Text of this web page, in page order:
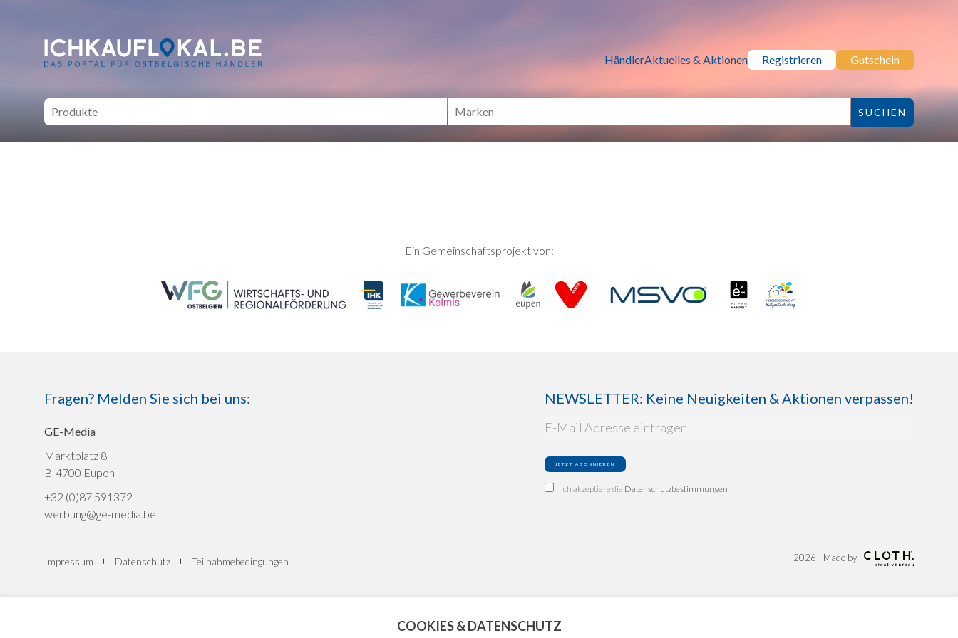
ich kauf lokal - Bei lokalen Händlern online Shoppen HändlerAktuelles & Aktionen Registrieren Gutschein
Ein Gemeinschaftsprojekt von:
Fragen? Melden Sie sich bei uns:
GE-Media
Marktplatz 8
B-4700 Eupen
+32 (0)87 591372
werbung@ge-media.be
NEWSLETTER: Keine Neuigkeiten & Aktionen verpassen!
Ich akzeptiere die Datenschutzbestimmungen
Impressum Datenschutz Teilnahmebedingungen 2026 - Made by
COOKIES & DATENSCHUTZ